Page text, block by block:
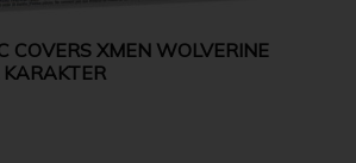
COVERS XMEN WOLVERINE
KARAKTER